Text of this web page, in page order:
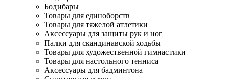
Бодибары
Товары для единоборств
Товары для тяжелой атлетики
Аксессуары для защиты рук и ног
Палки для скандинавской ходьбы
Товары для художественной гимнастики
Товары для настольного тенниса
Аксессуары для бадминтона